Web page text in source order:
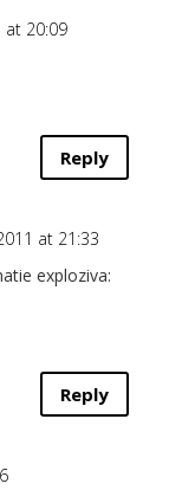
at 20:09
Reply
at 21:33
exploziva:
Reply